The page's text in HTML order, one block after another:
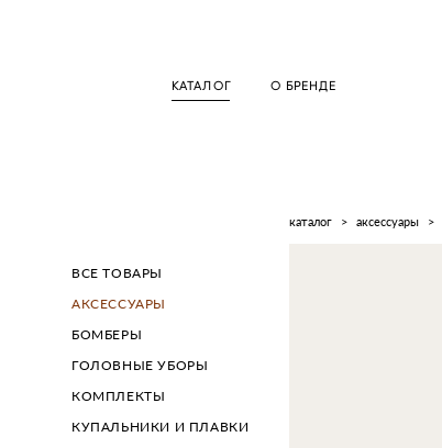
КАТАЛОГ О БРЕНДЕ
ВСЕ ТОВАРЫ
АКСЕССУАРЫ
БОМБЕРЫ
ГОЛОВНЫЕ УБОРЫ
КОМПЛЕКТЫ
КУПАЛЬНИКИ И ПЛАВКИ
каталог > аксессуары >